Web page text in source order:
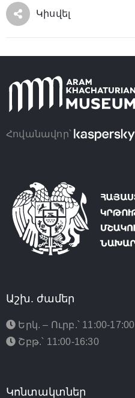
Կիսվել
Հովանավոր՝
Աշխ. ժամեր
Երկ. – Ուրբ.՝ 11:00-17:00
Շբթ.՝ 11:00-16:30
Կոնտակտներ